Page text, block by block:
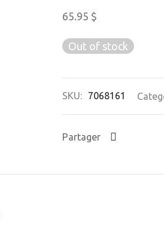
65.95 $
Out of stock
SKU: 7068161
Partager